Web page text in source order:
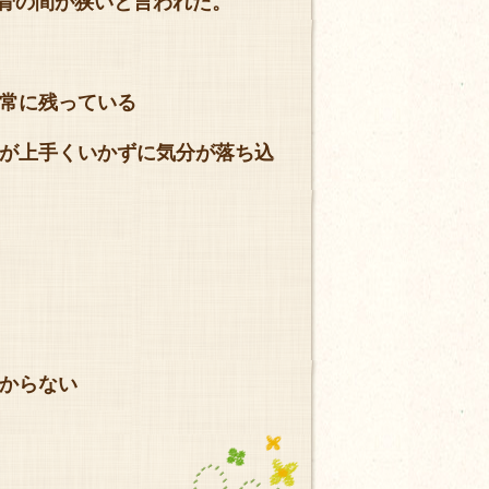
に残っている
上手くいかずに気分が落ち込
らない